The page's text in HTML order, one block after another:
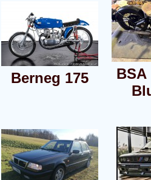
Berneg 175
BSA